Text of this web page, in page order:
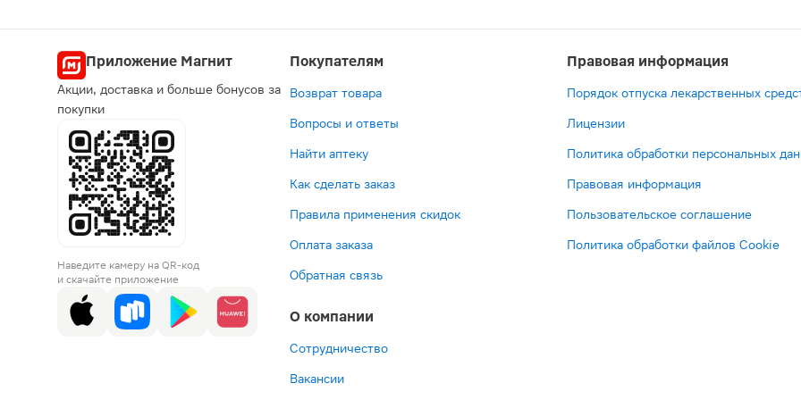
Приложение Магнит
Акции, доставка и больше бонусов за
покупки
Наведите камеру на QR-код
и скачайте приложение
Покупателям
Возврат товара
Вопросы и ответы
Найти аптеку
Как сделать заказ
Правила применения скидок
Оплата заказа
Обратная связь
О компании
Сотрудничество
Вакансии
Правовая информация
Порядок отпуска лекарственных
Лицензии
Политика обработки персональных
Правовая информация
Пользовательское соглашение
Политика обработки файлов Cookie